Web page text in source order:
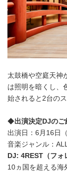
太鼓橋や空庭天神
は照明を暗くし、
始されると2台の
◆出演決定DJのご
出演日：6月16日
音楽ジャンル：ALL
DJ: 4REST （フォ
10ヵ国を超える海